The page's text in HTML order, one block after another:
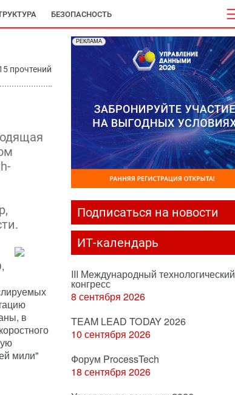
БЕЗОПАСНОСТЬ
прочтений
в
мили"
РЕКЛАМА
Подписаться на новости
ИТ-календарь
III Международный технологический
конгресс
8 сентября 2026
TEAM LEAD TODAY 2026
10 сентября 2026
Форум ProcessTech
18 сентября 2026